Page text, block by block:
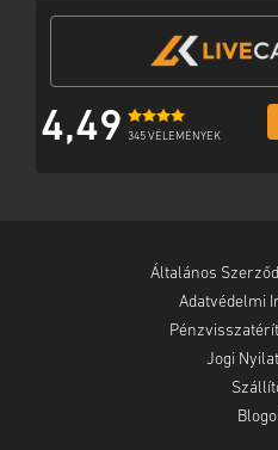
4,49 345 VÉLEMÉNYEK
Általános
Adatvédelmi
Jogi